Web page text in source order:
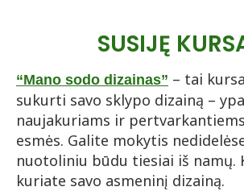
SUSIJĘ
“Mano sodo dizainas” – tai
sukurti savo sklypo dizainą –
naujakuriams ir
esmės. Galite mokytis
nuotoliniu būdu tiesiai iš namų.
kuriate savo asmeninį dizainą.